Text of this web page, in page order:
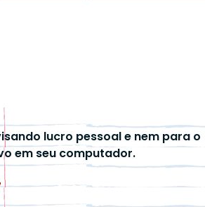
lucro pessoal e nem para o
em seu computador.